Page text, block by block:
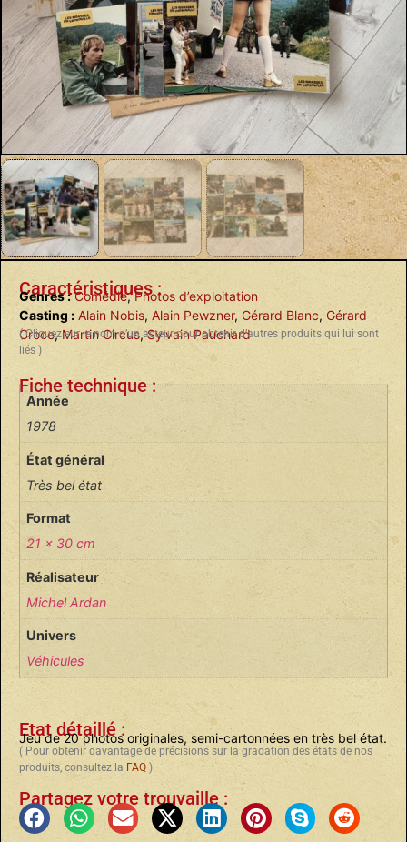
Caractéristiques :
Genres : Comédie,Photos d’exploitation
Casting : Alain Nobis, Alain Pewzner, Gérard Blanc, Gérard
Croce,Martin Circus,Sylvain Pauchard
( Cliquez sur le nom d’un acteur pour obtenir d’autres produits qui lui sont
liés )
Fiche technique :
Année
1978
État général
Très bel état
Format
21 x 30 cm
Réalisateur
Michel Ardan
Univers
Véhicules
Etat détaillé :
Jeu de 20 photos originales, semi-cartonnées en très bel état.
( Pour obtenir davantage de précisions sur la gradation des états de nos
produits, consultez la FAQ )
Partagez votre trouvaille :